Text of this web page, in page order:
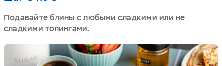
Подавайте блины с любыми сладкими или не
сладкими топингами.